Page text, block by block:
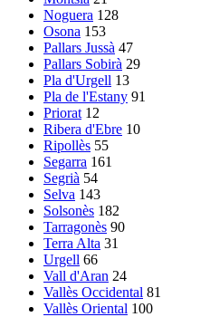
Noguera 128
Osona 153
Pallars Jussà 47
Pallars Sobirà 29
Pla d'Urgell 13
Pla de l'Estany 91
Priorat 12
Ribera d'Ebre 10
Ripollès 55
Segarra 161
Segrià 54
Selva 143
Solsonès 182
Tarragonès 90
Terra Alta 31
Urgell 66
Vall d'Aran 24
Vallès Occidental 81
Vallès Oriental 100